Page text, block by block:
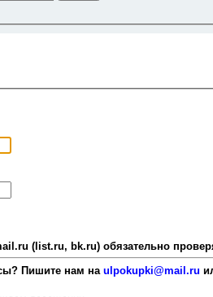
(list.ru, bk.ru) обязательно
Пишите нам на ulpokupki@mail.ru